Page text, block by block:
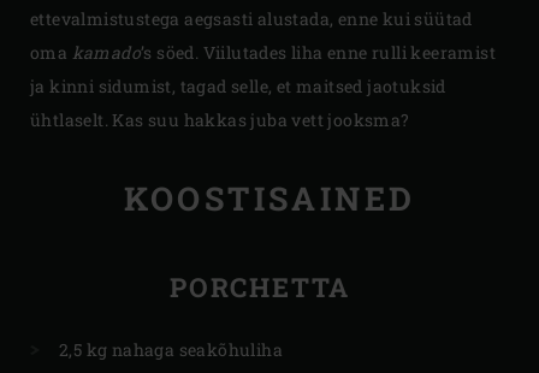
ettevalmistustega aegsasti alustada, enne kui süütad
oma kamado’s söed. Viilutades liha enne rulli keeramist
ja kinni sidumist, tagad selle, et maitsed jaotuksid
ühtlaselt. Kas suu hakkas juba vett jooksma?
KOOSTISAINED
PORCHETTA
2,5 kg nahaga seakõhuliha